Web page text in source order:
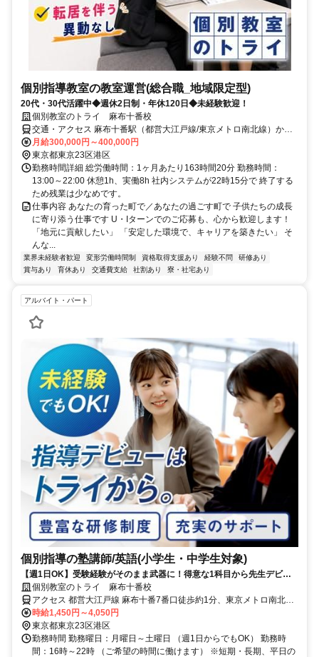
個別指導教室の教室運営(総合職_地域限定型)
20代・30代活躍中◆週休2日制・年休120日◆未経験歓迎！
個別教室のトライ 麻布十番校
交通・アクセス 麻布十番駅（都営大江戸線/東京メトロ南北線）から
徒歩1分、赤羽橋駅（都営大江戸線）から徒歩9分
月給300,000円～400,000円
東京都東京23区港区
勤務時間詳細 総労働時間：1ヶ月あたり163時間20分 勤務時間：
13:00～22:00 休憩1h、実働8h 社内システムが22時15分で 終了する
ため残業は少なめです。
仕事内容 あなたの育った町で／あなたの過ごす町で 子供たちの成長
に寄り添う仕事です U・Iターンでのご応募も、心から歓迎します！
「地元に貢献したい」 「安定した環境で、キャリアを築きたい」 そ
んな...
業界未経験者歓迎 変形労働時間制 資格取得支援あり 経験不問
研修あり
賞与あり
育休あり 交通費支給 社割あり 寮・社宅あり
アルバイト・パート
個別指導の塾講師/英語(小学生・中学生対象)
【週1日OK】受験経験がそのまま武器に！得意な1科目から先生デビュ
ー 個別教室のトライ 麻布十番校
アクセス 都営大江戸線 麻布十番7番口徒歩約1分、東京メトロ南北線
麻布十番7番口徒歩約1分、都営大江戸線 赤羽橋中之橋口徒歩約11分
時給1,450円～4,050円
東京都東京23区港区
勤務時間 勤務曜日：月曜日～土曜日 （週1日からでもOK） 勤務時
間：16時～22時 （ご希望の時間に働けます） ※短期・長期、平日の